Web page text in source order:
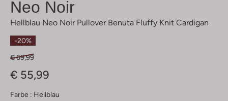
Neo Noir
Hellblau Neo Noir Pullover Benuta Fluffy Knit Cardigan
-20%
€ 69,99
€ 55,99
Farbe : Hellblau